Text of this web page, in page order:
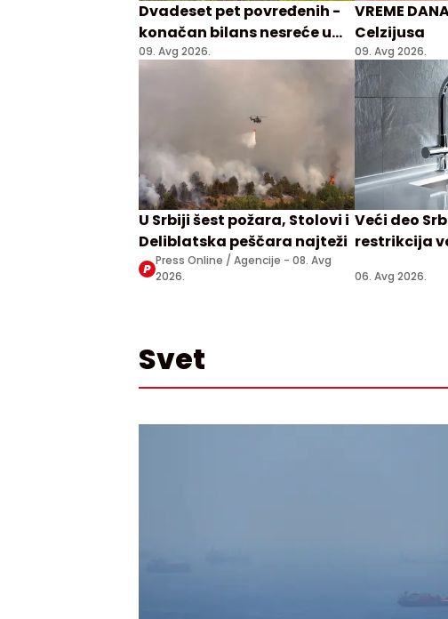
Dvadeset pet povređenih -
konačan bilans nesreće u
Križevcima
09. Avg 2026.
VREME
Celzijusa
09. Avg 2026.
U Srbiji šest požara, Stolovi i
Deliblatska peščara najteži
Press Online / Agencije -08. Avg
2026.
Veći deo
restrikcija
06. Avg 2026.
Svet